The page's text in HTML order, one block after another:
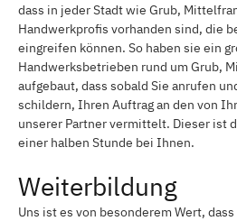
dass in jeder Stadt wie Grub,
Handwerkprofis vorhanden sind, die
eingreifen können. So haben sie ein
Handwerksbetrieben rund um Grub,
aufgebaut, dass sobald Sie anrufen
schildern, Ihren Auftrag an den von
unserer Partner vermittelt. Dieser ist
einer halben Stunde bei Ihnen.
Weiterbildung
Uns ist es von besonderem Wert,